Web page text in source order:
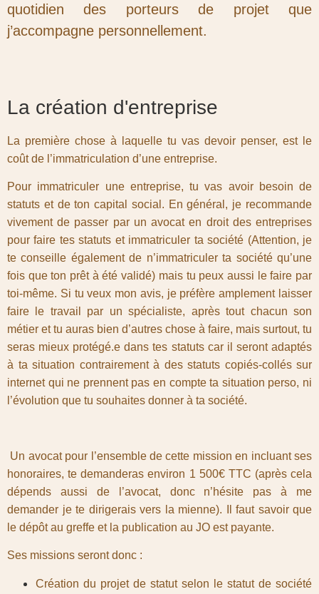
quotidien des porteurs de projet que
j’accompagne personnellement.
La création d'entreprise
La première chose à laquelle tu vas devoir penser, est le
coût de l’immatriculation d’une entreprise.
Pour immatriculer une entreprise, tu vas avoir besoin de
statuts et de ton capital social. En général, je recommande
vivement de passer par un avocat en droit des entreprises
pour faire tes statuts et immatriculer ta société (Attention, je
te conseille également de n’immatriculer ta société qu’une
fois que ton prêt à été validé) mais tu peux aussi le faire par
toi-même. Si tu veux mon avis, je préfère amplement laisser
faire le travail par un spécialiste, après tout chacun son
métier et tu auras bien d’autres chose à faire, mais surtout, tu
seras mieux protégé.e dans tes statuts car il seront adaptés
à ta situation contrairement à des statuts copiés-collés sur
internet qui ne prennent pas en compte ta situation perso, ni
l’évolution que tu souhaites donner à ta société.
Un avocat pour l’ensemble de cette mission en incluant ses
honoraires, te demanderas environ 1 500€ TTC (après cela
dépends aussi de l’avocat, donc n’hésite pas à me
demander je te dirigerais vers la mienne). Il faut savoir que
le dépôt au greffe et la publication au JO est payante.
Ses missions seront donc :
Création du projet de statut selon le statut de société